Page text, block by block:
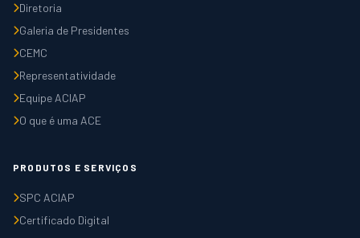
Diretoria
Galeria de Presidentes
CEMC
Representatividade
Equipe ACIAP
O que é uma ACE
PRODUTOS E SERVIÇOS
SPC ACIAP
Certificado Digital